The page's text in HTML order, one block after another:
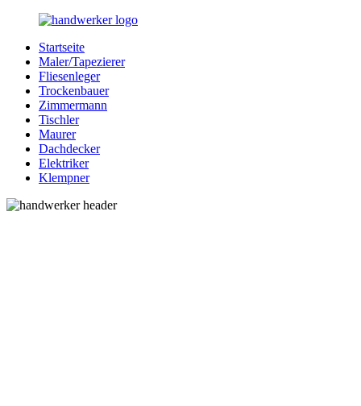
Zurück
Inhalt
Bessere-
Handwerker.de
Handwerker
Ihrer
Nähe
Startseite
Maler/Tapezierer
Fliesenleger
Trockenbauer
Zimmermann
Tischler
Maurer
Dachdecker
Elektriker
Klempner